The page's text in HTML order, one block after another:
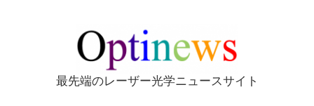
Optinews
最先端のレーザー光学ニュースサイト